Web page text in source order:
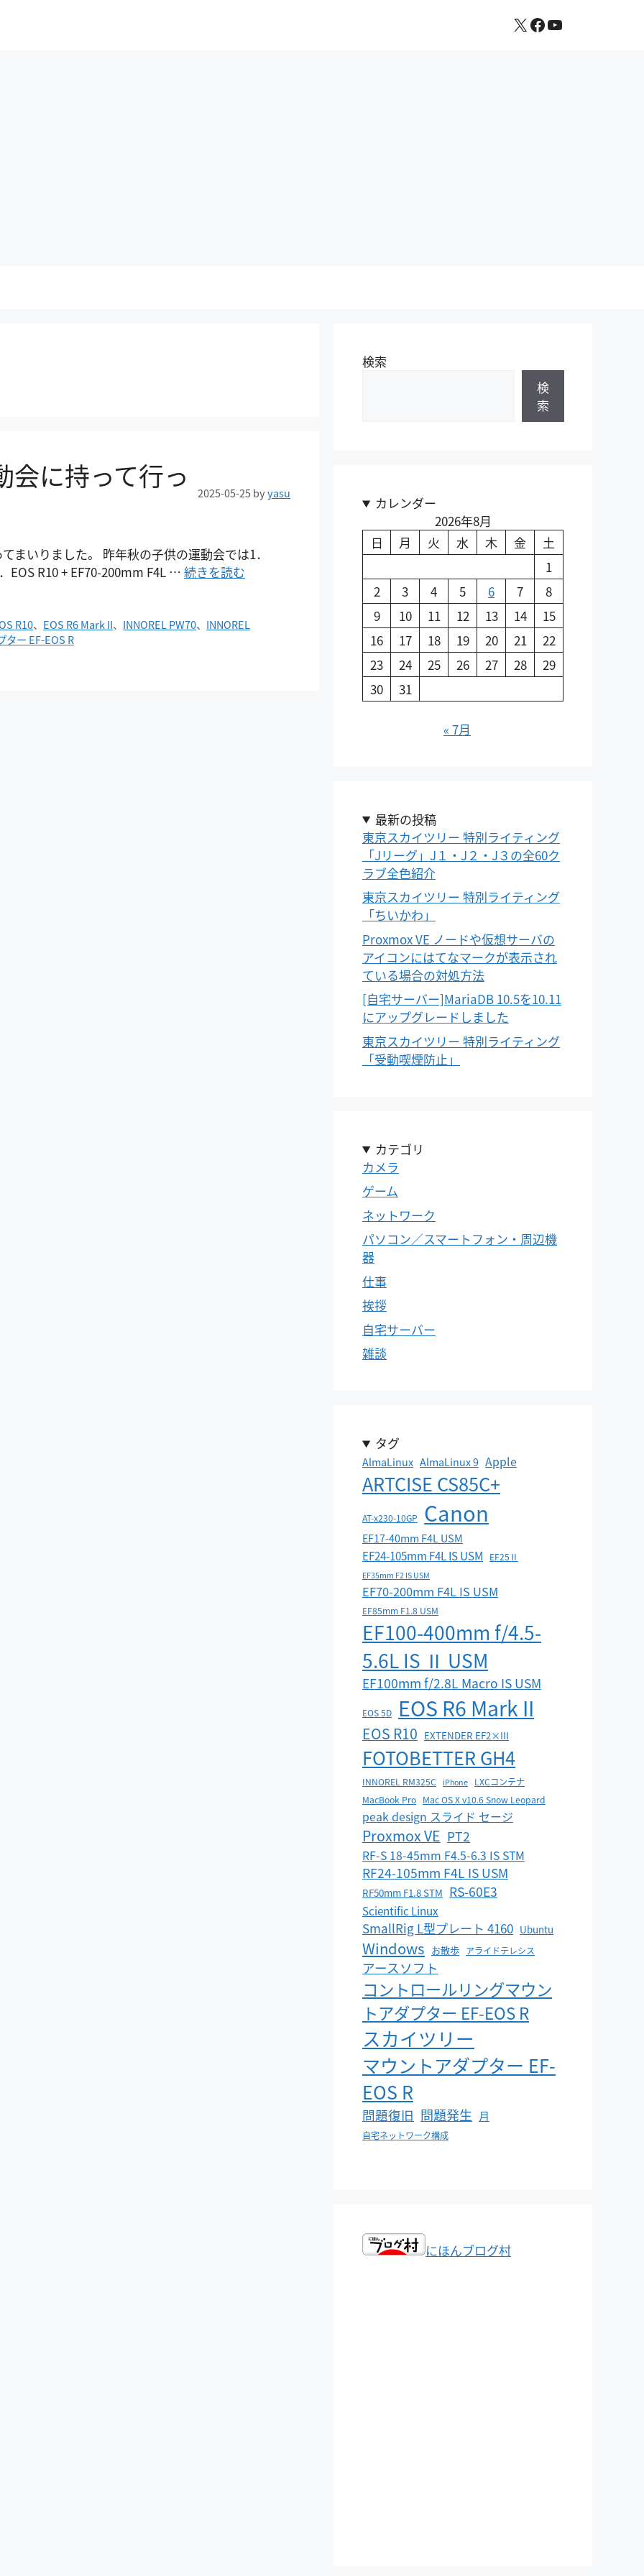
X Facebook
YouTube
会に持って行っ
2025-05-25byyasu
まいりました。 昨年秋の子供の運動会では1．
EOS R10 + EF70-200mm F4L … 続きを読む
R10、 EOS R6 Mark II、 INNOREL PW70、 INNOREL
ター EF-EOS R
検索
検
索
カレンダー
2026年8月
日
月 火 水 木 金
土
1
2
3 4 5 6 7
8
9
10 11 12 13 14
15
16
17 18 19 20 21
22
23
24 25 26 27 28
29
30
31
« 7月
最新の投稿
東京スカイツリー 特別ライティング
「Jリーグ」J１・J２・J３の全60ク
ラブ全色紹介
東京スカイツリー 特別ライティング
「ちいかわ」
Proxmox VE ノードや仮想サーバの
アイコンにはてなマークが表示され
ている場合の対処方法
[自宅サーバー]MariaDB 10.5を10.11
にアップグレードしました
東京スカイツリー 特別ライティング
「受動喫煙防止」
カテゴリ
カメラ
ゲーム
ネットワーク
パソコン／スマートフォン・周辺機
器
仕事
挨拶
自宅サーバー
雑談
タグ
AlmaLinux AlmaLinux 9 Apple
ARTCISE CS85C+
AT-x230-10GP Canon
EF17-40mm F4L USM
EF24-105mm F4L IS USM EF25Ⅱ
EF35mm F2 IS USM
EF70-200mm F4L IS USM
EF85mm F1.8 USM
EF100-400mm f/4.5-
5.6L IS Ⅱ USM
EF100mm f/2.8L Macro IS USM
EOS 5D EOS R6 Mark II
EOS R10 EXTENDER EF2×III
FOTOBETTER GH4
INNOREL RM325C iPhone
LXCコンテナ
MacBook Pro Mac OS X v10.6 Snow Leopard
peak design スライド セージ
Proxmox VE PT2
RF-S 18-45mm F4.5-6.3 IS STM
RF24-105mm F4L IS USM
RF50mm F1.8 STM RS-60E3
Scientific Linux
SmallRig L型プレート 4160 Ubuntu
Windows お散歩 アライドテレシス
アースソフト
コントロールリングマウン
トアダプター EF-EOS R
スカイツリー
マウントアダプター EF-
EOS R
問題復旧 問題発生 月
自宅ネットワーク構成
にほんブログ村